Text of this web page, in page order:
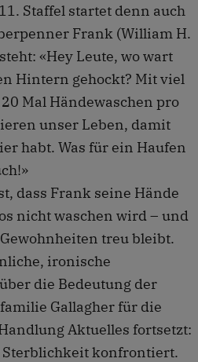
Staffel startet denn auch
Frank (William H.
«Hey Leute, wo wart
Hintern gehockt? Mit viel
Mal Händewaschen pro
unser Leben, damit
habt. Was für ein Haufen
dass Frank seine Hände
nicht waschen wird – und
treu bleibt.
ironische
die Bedeutung der
Gallagher für die
Aktuelles fortsetzt:
konfrontiert.